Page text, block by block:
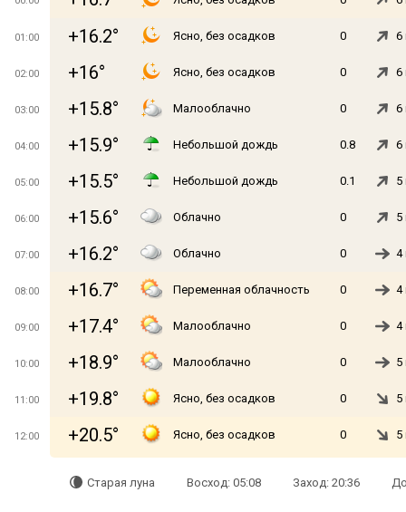
01:00 +16.2° Ясно, без осадков 0 6
02:00 +16° Ясно, без осадков 0 6
03:00 +15.8° Малооблачно 0 6
04:00 +15.9° Небольшой дождь 0.8 6
05:00 +15.5° Небольшой дождь 0.1 5
06:00 +15.6° Облачно 0 5
07:00 +16.2° Облачно 0 4
08:00 +16.7° Переменная облачность 0 4
09:00 +17.4° Малооблачно 0 4
10:00 +18.9° Малооблачно 0 5
11:00 +19.8° Ясно, без осадков 0 5
12:00 +20.5° Ясно, без осадков 0 5
Старая луна Восход: 05:08 Заход: 20:36